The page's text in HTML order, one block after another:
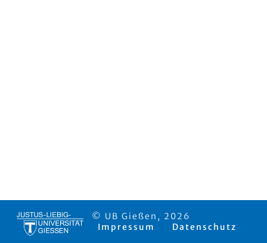
© UB Gießen, 2026
Impressum
Datenschutz